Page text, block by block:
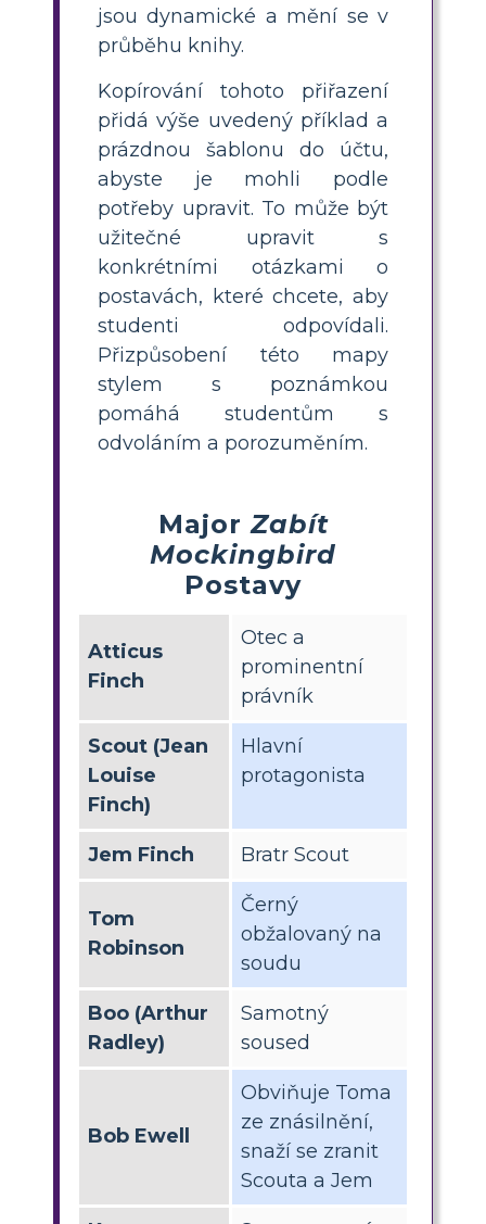
jsou dynamické a mění se v
průběhu knihy.
Kopírování tohoto přiřazení
přidá výše uvedený příklad a
prázdnou šablonu do účtu,
abyste je mohli podle
potřeby upravit. To může být
užitečné upravit s
konkrétními otázkami o
postavách, které chcete, aby
studenti odpovídali.
Přizpůsobení této mapy
stylem s poznámkou
pomáhá studentům s
odvoláním a porozuměním.
MajorZabít
Mockingbird
Postavy
Atticus
Finch
Otec a
prominentní
právník
Scout (Jean
Louise
Finch)
Hlavní
protagonista
Jem Finch Bratr Scout
Tom
Robinson
Černý
obžalovaný na
soudu
Boo (Arthur
Radley)
Samotný
soused
Bob Ewell
Obviňuje Toma
ze znásilnění,
snaží se zranit
Scouta a Jem